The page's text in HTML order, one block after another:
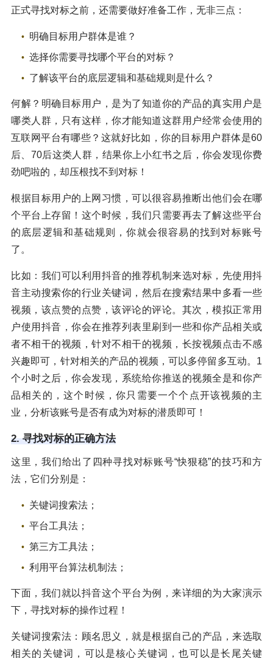
正式寻找对标之前，还需要做好准备工作，无非三点：
明确目标用户群体是谁？
选择你需要寻找哪个平台的对标？
了解该平台的底层逻辑和基础规则是什么？
何解？明确目标用户，是为了知道你的产品的真实用户是
哪类人群，只有这样，你才能知道这群用户经常会使用的
互联网平台有哪些？这就好比如，你的目标用户群体是60
后、70后这类人群，结果你上小红书之后，你会发现你费
劲吧啦的，却压根找不到对标！
根据目标用户的上网习惯，可以很容易推断出他们会在哪
个平台上存留！这个时候，我们只需要再去了解这些平台
的底层逻辑和基础规则，你就会很容易的找到对标账号
了。
比如：我们可以利用抖音的推荐机制来选对标，先使用抖
音主动搜索你的行业关键词，然后在搜索结果中多看一些
视频，该点赞的点赞，该评论的评论。其次，模拟正常用
户使用抖音，你会在推荐列表里刷到一些和你产品相关或
者不相干的视频，针对不相干的视频，长按视频点击不感
兴趣即可，针对相关的产品的视频，可以多停留多互动。1
个小时之后，你会发现，系统给你推送的视频全是和你产
品相关的，这个时候，你只需要一个个点开该视频的主
业，分析该账号是否有成为对标的潜质即可！
2. 寻找对标的正确方法
这里，我们给出了四种寻找对标账号“快狠稳”的技巧和方
法，它们分别是：
关键词搜索法；
平台工具法；
第三方工具法；
利用平台算法机制法；
下面，我们就以抖音这个平台为例，来详细的为大家演示
下，寻找对标的操作过程！
关键词搜索法：顾名思义，就是根据自己的产品，来选取
相关的关键词，可以是核心关键词，也可以是长尾关键